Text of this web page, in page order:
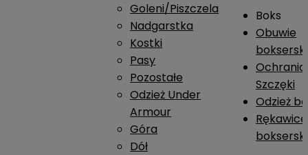
Goleni/Piszczela
Nadgarstka
Kostki
Pasy
Pozostałe
Odzież Under
Armour
Góra
Dół
Boks
Obuwie
Szczęki
Odzież
Rękawice